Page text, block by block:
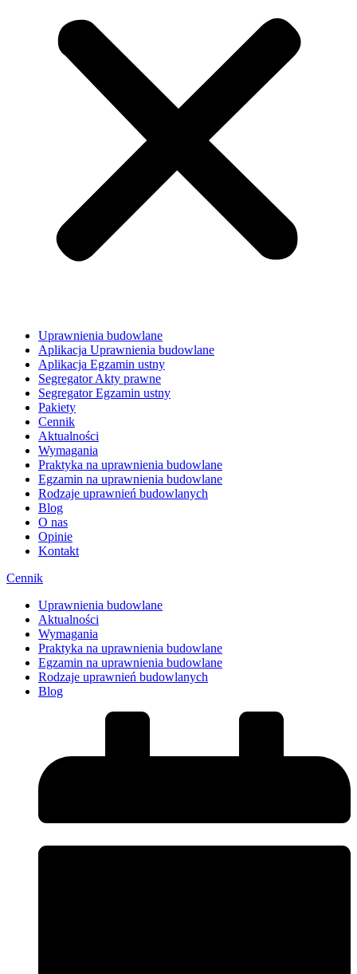
Uprawnienia budowlane
Aplikacja Uprawnienia budowlane
Aplikacja Egzamin ustny
Segregator Akty prawne
Segregator Egzamin ustny
Pakiety
Cennik
Aktualności
Wymagania
Praktyka na uprawnienia budowlane
Egzamin na uprawnienia budowlane
Rodzaje uprawnień budowlanych
Blog
O nas
Opinie
Kontakt
Cennik
Uprawnienia budowlane
Aktualności
Wymagania
Praktyka na uprawnienia budowlane
Egzamin na uprawnienia budowlane
Rodzaje uprawnień budowlanych
Blog